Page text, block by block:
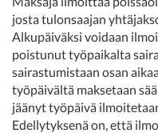
josta tulonsaajan
Alkupäiväksi voidaan
poistunut työpaikalta
sairastumistaan osan
työpäivältä maksetaan
jäänyt työpäivä
Edellytyksenä on, että